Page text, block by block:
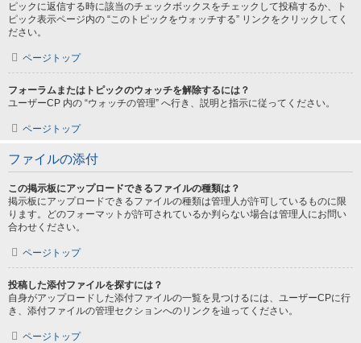
ピックに返信する時に該当のチェックボックスをチェックして投稿するか、ト
ピック表示ページ内の “このトピックをウォッチする” リンクをクリックしてく
ださい。
ページトップ
フォーラムまたはトピックのウォッチを解除するには？
ユーザーCP 内の “ウォッチの管理” へ行き、説明と指示に従ってください。
ページトップ
ファイルの添付
この掲示板にアップロードできるファイルの種類は？
掲示板にアップロードできるファイルの種類は管理人が許可しているものに限
ります。どのフォーマットが許可されているか判らない場合は管理人にお問い
合わせください。
ページトップ
投稿した添付ファイルを探すには？
自身がアップロードした添付ファイルの一覧を見つけるには、ユーザーCPに行
き、添付ファイルの管理セクションへのリンクを辿ってください。
ページトップ